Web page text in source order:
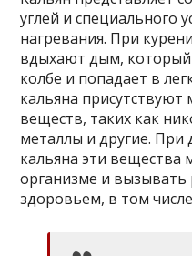
углей и специального
нагревания. При
вдыхают дым, который
колбе и попадает в
кальяна
веществ, таких как
металлы и другие. При
кальяна эти вещества
организме и
здоровьем, в том